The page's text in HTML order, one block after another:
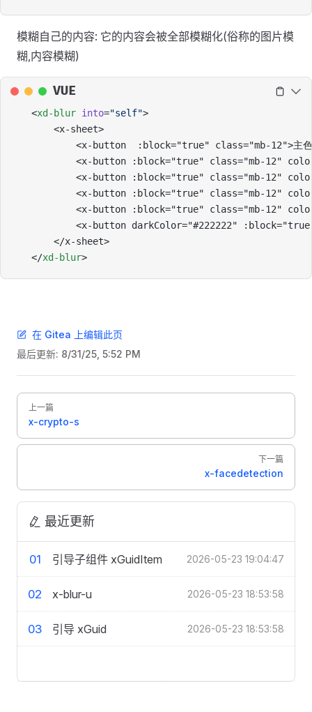
模糊自己的内容: 它的内容会被全部模糊化(俗称的图片模
糊,内容模糊)
VUE
<xd-blur into="self">
	<x-sheet>
<x-button  :block="true" class="mb-12">主
<x-button :block="true" class="mb-12"
<x-button :block="true" class="mb-12"
<x-button :block="true" class="mb-12"
<x-button :block="true" class="mb-12"
<x-button darkColor="#222222"
	</x-sheet>
</xd-blur>
在 Gitea 上编辑此页
最后更新: 8/31/25, 5:52 PM
Pager
上一篇
x-crypto-s
下一篇
x-facedetection
最近更新
01 引导子组件 xGuidItem 2026-05-23 19:04:47
02 x-blur-u 2026-05-23 18:53:58
03 引导 xGuid 2026-05-23 18:53:58